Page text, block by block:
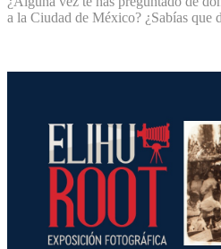
a la Ciudad de México? ¿Sabías que